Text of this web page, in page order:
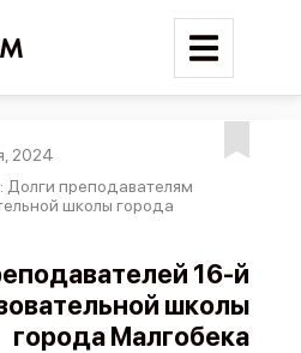
Войти
событий
2024
Долги преподавателям
школы города
16-й
школы
города Малгобека